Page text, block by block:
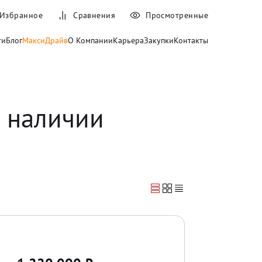
БлогМаксиДрайвО КомпанииКарьераЗакупкиКонтакты
Избранное Сравнения Просмотренные